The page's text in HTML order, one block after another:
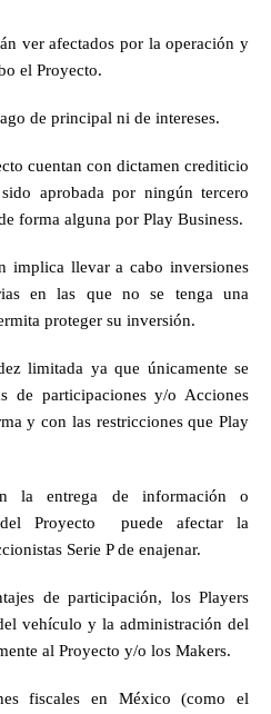
ver afectados por la operación y
el Proyecto.
de principal ni de intereses.
cuentan con dictamen crediticio
aprobada por ningún tercero
forma alguna por Play Business.
implica llevar a cabo inversiones
en las que no se tenga una
proteger su inversión.
limitada ya que únicamente se
de participaciones y/o Acciones
y con las restricciones que Play
la entrega de información o
Proyecto  puede afectar la
Serie P de enajenar.
de participación, los Players
vehículo y la administración del
al Proyecto y/o los Makers.
fiscales en México (como el